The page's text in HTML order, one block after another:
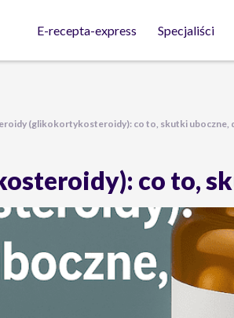
E-recepta-express Specjaliści
(glikokortykosteroidy): co to, skutki uboczne,
co to,